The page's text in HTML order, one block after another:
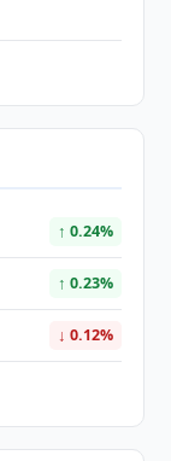
↑ 0.24%
↑ 0.23%
↓ 0.12%